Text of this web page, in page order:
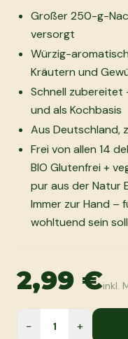
Großer 250-g-
versorgt
Würzig-
Kräutern und
Schnell zubereitet
und als Kochbasis
Aus Deutschland,
Frei von allen 14
BIO Glutenfrei +
pur aus der Natur
Immer zur Hand –
wohltuend sein
2,99 €inkl.
− +